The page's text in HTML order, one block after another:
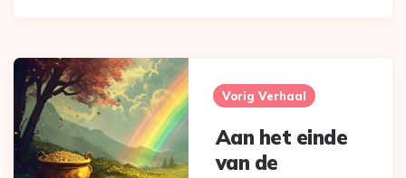
Post
navigation
Vorig Verhaal
Aan het einde
van de